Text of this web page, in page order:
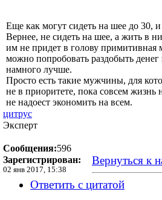
Еще как могут сидеть на шее до 30,
Вернее, не сидеть на шее, а жить в
им не придет в голову примитивная
можно попробовать раздобыть
намного лучше.
Просто есть такие мужчины, для
не в приоритете, пока совсем жизнь
не надоест экономить на всем.
цитрус
Эксперт
Сообщения:596
Зарегистрирован:
02 янв 2017, 15:38
Вернуться к
Ответить с цитатой